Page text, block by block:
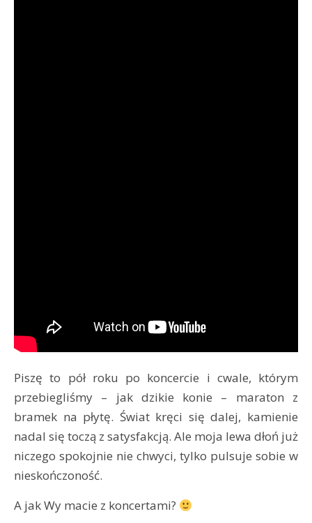
Piszę to pół roku po koncercie i cwale, którym
przebiegliśmy – jak dzikie konie – maraton z
bramek na płytę. Świat kręci się dalej, kamienie
nadal się toczą z satysfakcją. Ale moja lewa dłoń już
niczego spokojnie nie chwyci, tylko pulsuje sobie w
nieskończoność.
A jak Wy macie z koncertami?